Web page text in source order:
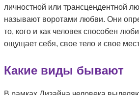
личностной или трансцендентной
называют воротами любви. Они
то, кого и как человек способен
ощущает себя, свое тело и свое
Какие виды бывают